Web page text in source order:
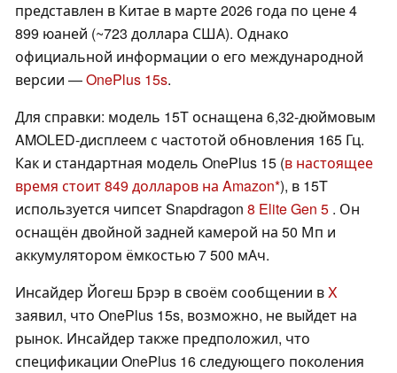
представлен в Китае в марте 2026 года по цене 4
899 юаней (~723 доллара США). Однако
официальной информации о его международной
версии —OnePlus 15s.
Для справки: модель 15T оснащена 6,32-дюймовым
AMOLED-дисплеем с частотой обновления 165 Гц.
Как и стандартная модель OnePlus 15 (в настоящее
время стоит 849 долларов на Amazon ), в 15T
используется чипсет Snapdragon 8 Elite Gen 5 . Он
оснащён двойной задней камерой на 50 Мп и
аккумулятором ёмкостью 7 500 мАч.
Инсайдер Йогеш Брэр в своём сообщении вX
заявил, что OnePlus 15s, возможно, не выйдет на
рынок. Инсайдер также предположил, что
спецификации OnePlus 16 следующего поколения